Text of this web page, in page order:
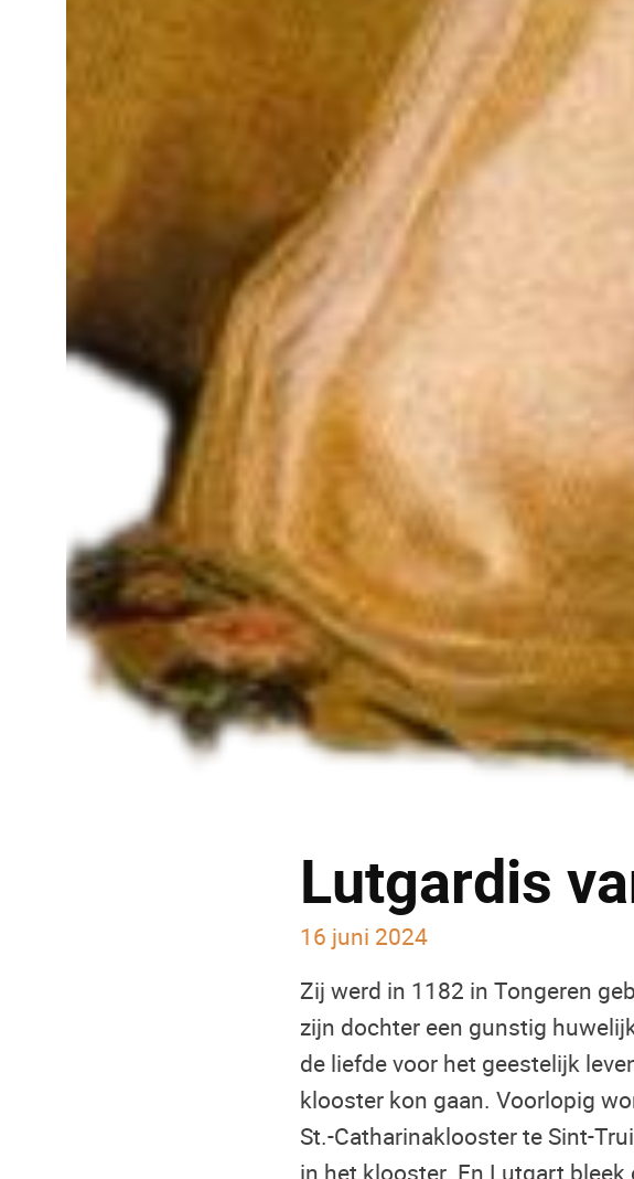
Lutgardis
16 juni 2024
Zij werd in 1182 in Tongeren
zijn dochter een gunstig
de liefde voor het geestelijk
klooster kon gaan. Voorlopig
St.-Catharinaklooster te Sint-
in het klooster. En Lutgart